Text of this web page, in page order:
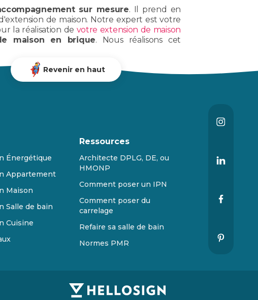
les réglementations. Personnalisez vos préférences pour
sur mesure. Il prend en
de maison. Notre expert est votre
la réalisation de votre extension de maison
maison en brique. Nous réalisons cet
Revenir en haut
Énergétique
Appartement
Maison
Salle de bain
Cuisine
Ressources
Architecte DPLG, DE, ou
HMONP
Comment poser un IPN
Comment poser du
carrelage
Refaire sa salle de bain
Normes PMR